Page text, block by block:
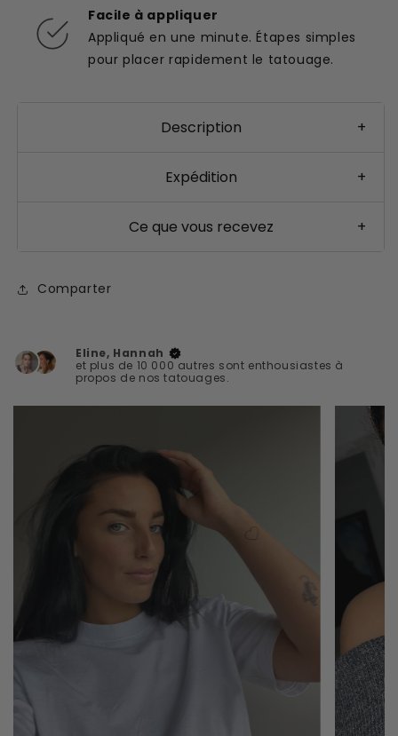
Facile à appliquer
Appliqué en une minute. Étapes simples
pour placer rapidement le tatouage.
Description +
Expédition +
Ce que vous recevez +
Comparter
Eline, Hannah
et plus de 10 000 autres sont enthousiastes à
propos de nos tatouages.